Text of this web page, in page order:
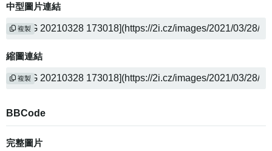
中型圖片連結
複製
縮圖連結
複製
BBCode
完整圖片